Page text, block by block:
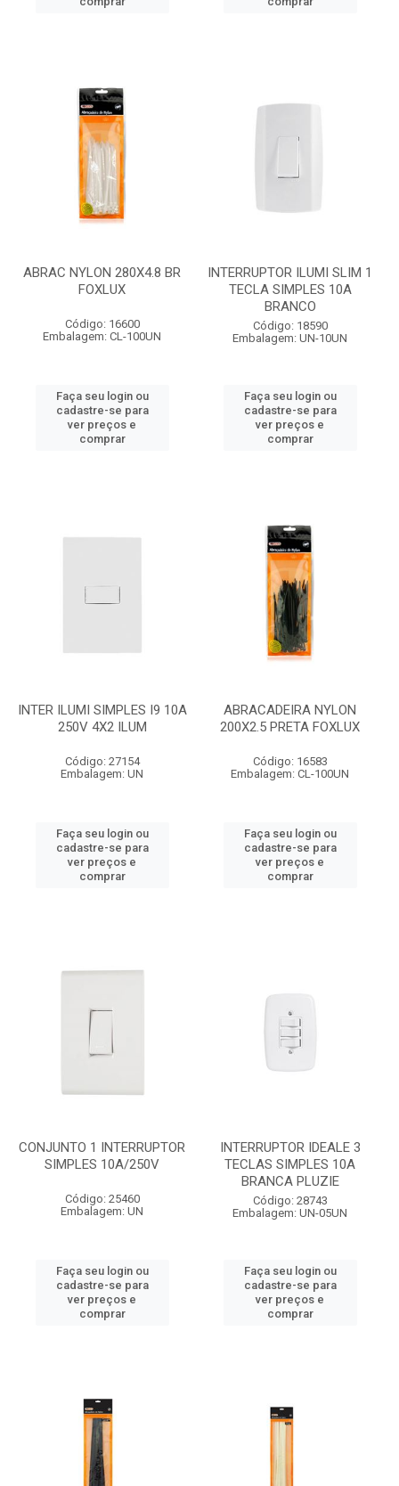
ABRAC NYLON 280X4.8 BR
FOXLUX
Código: 16600
Embalagem: CL-100UN
Faça seu login ou
cadastre-se para
ver preços e
comprar
INTERRUPTOR ILUMI SLIM 1
TECLA SIMPLES 10A
BRANCO
Código: 18590
Embalagem: UN-10UN
Faça seu login ou
cadastre-se para
ver preços e
comprar
INTER ILUMI SIMPLES I9 10A
250V 4X2 ILUM
Código: 27154
Embalagem: UN
Faça seu login ou
cadastre-se para
ver preços e
comprar
ABRACADEIRA NYLON
200X2.5 PRETA FOXLUX
Código: 16583
Embalagem: CL-100UN
Faça seu login ou
cadastre-se para
ver preços e
comprar
CONJUNTO 1 INTERRUPTOR
SIMPLES 10A/250V
Código: 25460
Embalagem: UN
Faça seu login ou
cadastre-se para
ver preços e
comprar
INTERRUPTOR IDEALE 3
TECLAS SIMPLES 10A
BRANCA PLUZIE
Código: 28743
Embalagem: UN-05UN
Faça seu login ou
cadastre-se para
ver preços e
comprar